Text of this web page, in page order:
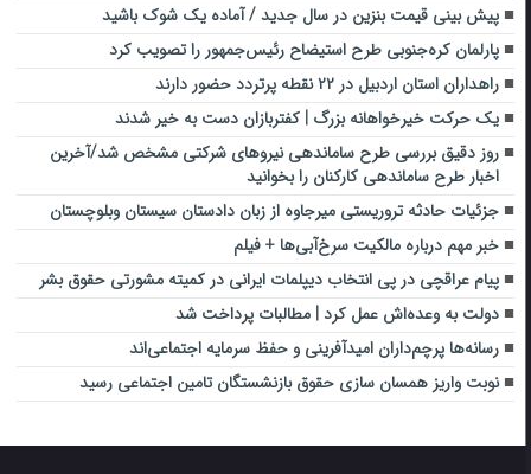
پیش بینی قیمت بنزین در سال جدید / آماده یک شوک باشید
پارلمان کره‌جنوبی طرح استیضاح رئیس‌جمهور را تصویب کرد
راهداران استان اردبیل در ۲۲ نقطه پرتردد حضور دارند
یک حرکت خیرخواهانه بزرگ | کفتربازان دست به خیر شدند
روز دقیق بررسی طرح ساماندهی نیروهای شرکتی مشخص شد/آخرین
اخبار طرح ساماندهی کارکنان را بخوانید
جزئیات حادثه تروریستی میرجاوه از زبان دادستان سیستان وبلوچستان
خبر مهم درباره مالکیت سرخ‌آبی‌ها + فیلم
پیام عراقچی در پی انتخاب دیپلمات ایرانی در کمیته مشورتی حقوق بشر
دولت به وعده‌اش عمل کرد | مطالبات پرداخت شد
رسانه‌ها پرچم‌داران امیدآفرینی و حفظ سرمایه اجتماعی‌اند
نوبت واریز همسان سازی حقوق بازنشستگان تامین اجتماعی رسید